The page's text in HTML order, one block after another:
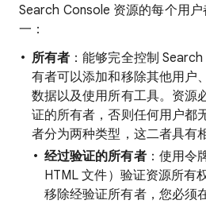
Search Console 资源的每个用
一：
所有者 ：能够完全控制
有者可以添加和移除其他用户
数据以及使用所有工具。资源
证的所有者，否则任何用户都
者分为两种类型，这二者具有
经过验证的所有者：使用令
HTML 文件）验证资源所有
移除经验证所有者，您必须